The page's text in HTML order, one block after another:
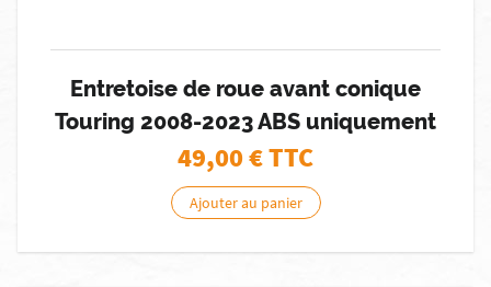
Entretoise de roue avant conique
Touring 2008-2023 ABS uniquement
49,00€ TTC
Ajouter au panier